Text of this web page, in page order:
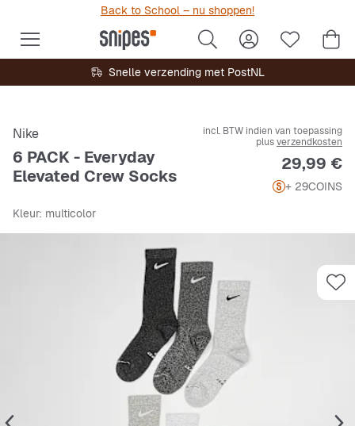
Back to School – nu shoppen!
Snelle verzending met PostNL
Nike
6 PACK - Everyday
Elevated Crew Socks
incl. BTW indien van toepassing
plusverzendkosten
Prijs
29,99 €
+ 29COINS
Kleur: multicolor